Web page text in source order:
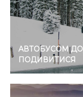
АВТОБУСОМ ДО
ПОДИВИТИСЯ